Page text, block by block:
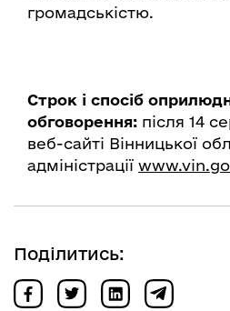
громадськістю.
Строк і спосіб
обговорення: після 14
веб-сайті Вінницької
адміністрації
Поділитись: